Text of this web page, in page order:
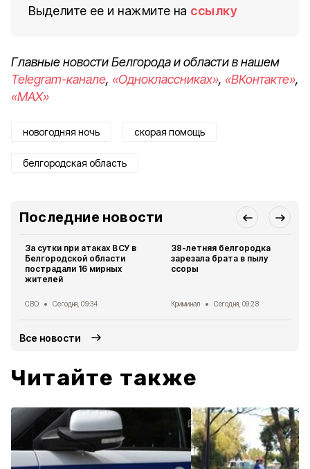
Выделите ее и нажмите на ссылку
Главные новости Белгорода и области в нашем
Telegram-канале, «Одноклассниках», «ВКонтакте»,
«MAX»
новогодняя ночь скорая помощь
белгородская область
Последние новости
За сутки при атаках ВСУ в
Белгородской области
пострадали 16 мирных
жителей
СВО Сегодня, 09:34
38-летняя белгородка
зарезала брата в пылу
ссоры
Криминал Сегодня, 09:28
Все новости
Читайте также